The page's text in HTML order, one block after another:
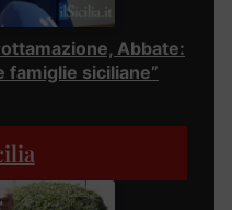
Abbate:
famiglie siciliane”